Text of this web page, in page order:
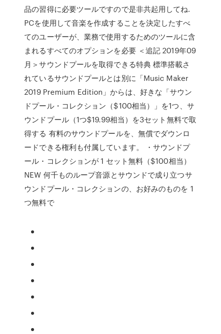
品の習得に必要ツールですので是非共起用してね.
PCを使用して音楽を作成することを決定したすべ
てのユーザーが、業務で使用するためのツールに含
まれるすべてのオプションを必要 ＜追記 2019年09
月＞サウンドプールを取得できる特典 標準搭載さ
れているサウンドプールとは別に「Music Maker
2019 Premium Edition」からは、好きな「サウン
ドプール・コレクション（$100相当）」を1つ、サ
ウンドプール（1つ$19.99相当）を3セット無料で取
得する 有料のサウンドプールを、無償でダウンロ
ードできる権利も付属しています。 ・サウンドプ
ール・コレクションが 1 セット無料（$100相当）
NEW 何千ものループ音源とサウンドで成り立つサ
ウンドプール・コレクションの、お好みのものを 1
つ無料で